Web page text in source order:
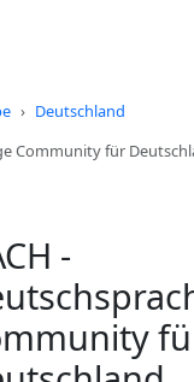
Deutschland
Community für
-